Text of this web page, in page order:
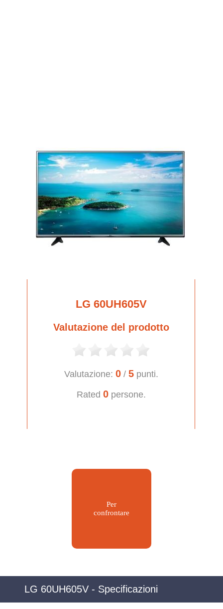
LG 60UH605V
Valutazione del prodotto
Valutazione: 0/ 5punti.
Rated 0persone.
Per
confrontare
LG 60UH605V - Specificazioni